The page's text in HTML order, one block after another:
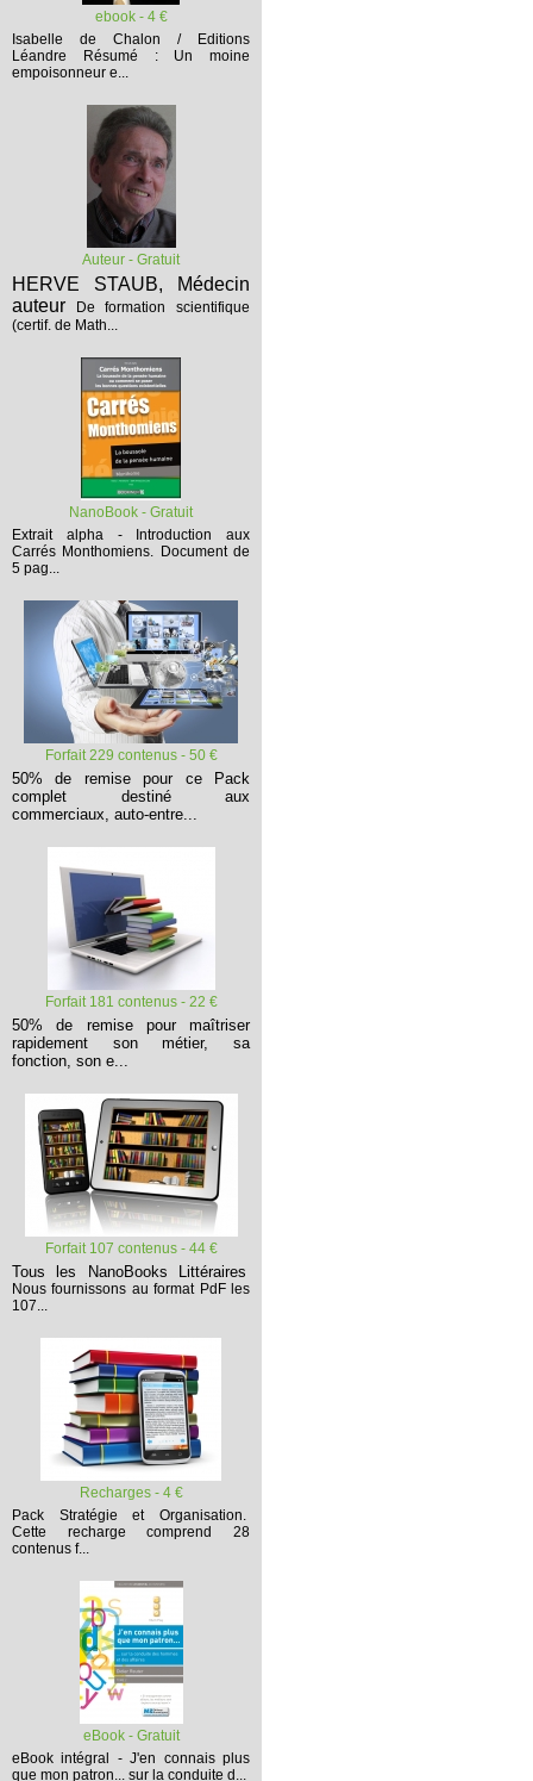
ebook - 4 €
Isabelle de Chalon / Editions
Léandre
Résumé :
Un moine
empoisonneur e...
Auteur - Gratuit
HERVE STAUB, Médecin
auteur
De formation scientifique
(certif. de Math...
NanoBook - Gratuit
Extrait alpha - Introduction aux
Carrés Monthomiens. Document de
5 pag...
Forfait 229 contenus - 50 €
50% de remise pour ce Pack
complet destiné aux
commerciaux, auto-entre...
Forfait 181 contenus - 22 €
50% de remise pour maîtriser
rapidement son métier, sa
fonction, son e...
Forfait 107 contenus - 44 €
Tous les NanoBooks Littéraires
Nous fournissons au format PdF les
107...
Recharges - 4 €
Pack Stratégie et Organisation.
Cette recharge comprend 28
contenus f...
eBook - Gratuit
eBook intégral - J'en connais plus
que mon patron... sur la conduite d...